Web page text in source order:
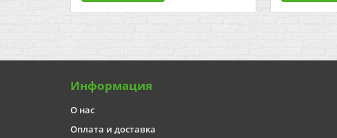
Информация
О нас
Оплата и доставка